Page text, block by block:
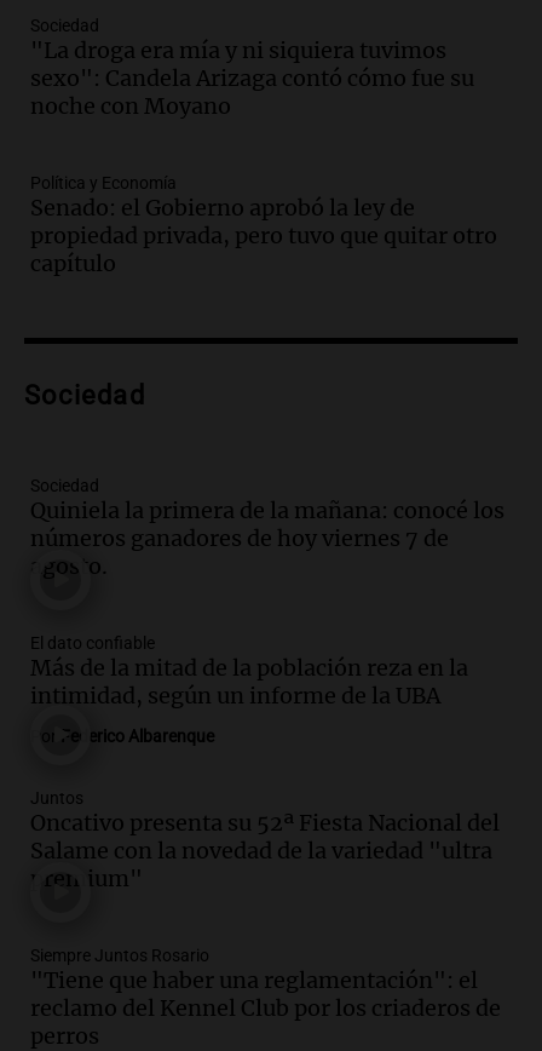
de la UBA
El dato confiable
Episodios
Audio.Cientos de fieles celebran a San
Panorama Federal
Episodios
Audio. "Tiene que haber una
reglamentación": el reclamo del Kennel
Audio.
Panorama Federal
Episodios
Audio.México y Perú reanudan
relaciones diplomáticas tras nueve
Episodios
Audio.Kicillof critica represión en
marcha y otras noticias nacionales de
este miércoles
Episodios
Audio.Donald Trump acusa a México de
perjudicar a Estados Unidos en medio de
tensiones y críticas
Audio.Oncativo presenta su 52ª Fiesta
Nacional del Salame con la novedad de la
variedad “ultra premium”
Sociedad
"La droga era mía y ni siquiera tuvimos
sexo": Candela Arizaga contó cómo fue su
noche con Moyano
Política y Economía
Senado: el Gobierno aprobó la ley de
propiedad privada, pero tuvo que quitar otro
capítulo
Sociedad
Sociedad
Quiniela la primera de la mañana: conocé los
números ganadores de hoy viernes 7 de
agosto.
El dato confiable
Más de la mitad de la población reza en la
intimidad, según un informe de la UBA
Federico Albarenque
Juntos
Oncativo presenta su 52ª Fiesta Nacional del
Salame con la novedad de la variedad "ultra
premium"
Siempre Juntos Rosario
"Tiene que haber una reglamentación": el
reclamo del Kennel Club por los criaderos de
perros